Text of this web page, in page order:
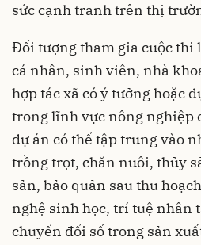
sức cạnh tranh trên thị
Đối tượng tham gia cuộc thi
cá nhân, sinh viên, nhà
hợp tác xã có ý tưởng hoặc
trong lĩnh vực nông nghiệp
dự án có thể tập trung vào
trồng trọt, chăn nuôi, thủy
sản, bảo quản sau thu
nghệ sinh học, trí tuệ nhân
chuyển đổi số trong sản